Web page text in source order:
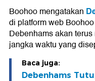
Boohoo mengatakan
di platform web
Debenhams akan
jangka waktu yang
Baca juga:
Debenhams